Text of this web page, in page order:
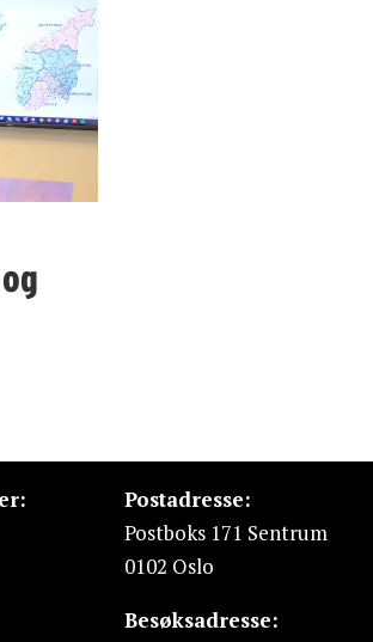
Postadresse:
Postboks 171 Sentrum
0102 Oslo
Besøksadresse: